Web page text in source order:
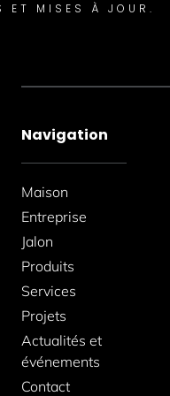
ET MISES À JOUR.
Navigation
Maison
Entreprise
Jalon
Produits
Services
Projets
Actualités et
événements
Contact